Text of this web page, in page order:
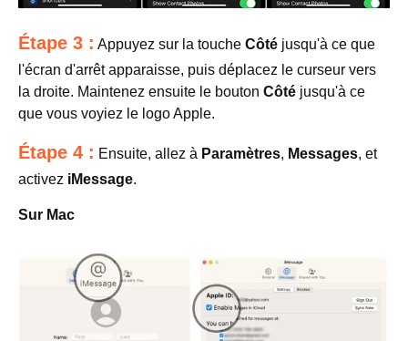
Étape 3 : Appuyez sur la touche Côté jusqu'à ce que
l'écran d'arrêt apparaisse, puis déplacez le curseur vers
la droite. Maintenez ensuite le bouton Côté jusqu'à ce
que vous voyiez le logo Apple.
Étape 4 : Ensuite, allez à Paramètres, Messages, et
activez iMessage.
Sur Mac